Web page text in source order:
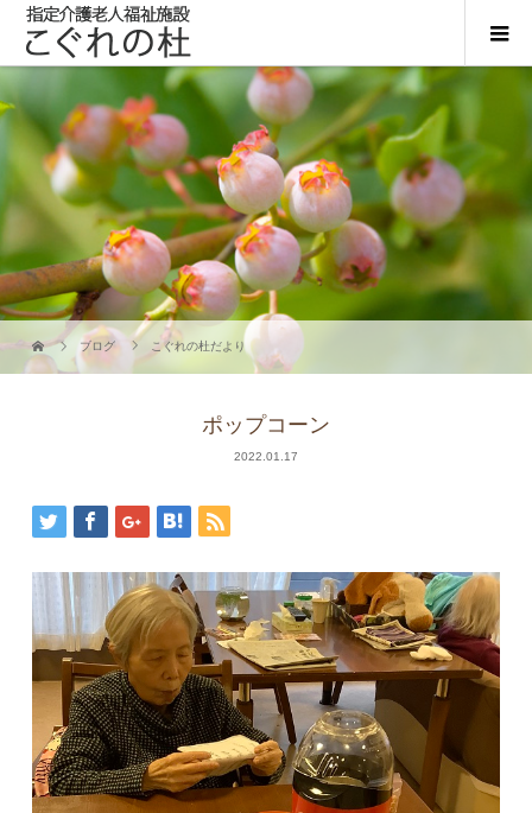
ブログ こぐれの杜だより
ポップコーン
2022.01.17